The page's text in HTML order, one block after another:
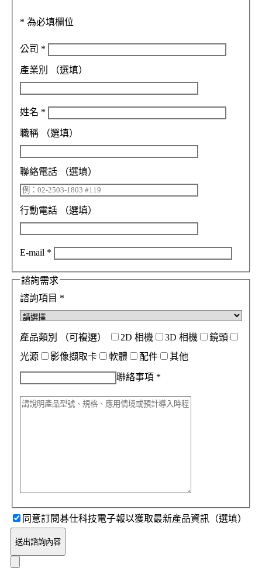
* 為必填欄位
公司 *
產業別 （選填）
姓名 *
職稱 （選填）
聯絡電話 （選填）
行動電話 （選填）
E-mail *
諮詢需求
諮詢項目 *
產品類別 （可複選） 2D 相機 3D 相機
鏡頭
光源
影像擷取卡 軟體 配件 其他
聯絡事項 *
同意訂閱碁仕科技電子報以獲取最新產品資訊（選填）
送出諮詢內容